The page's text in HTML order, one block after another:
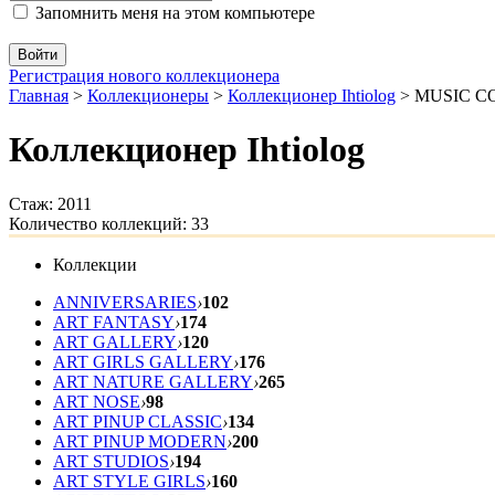
Запомнить меня на этом компьютере
Регистрация нового коллекционера
Главная > Коллекционеры > Коллекционер Ihtiolog > MUSIC
Коллекционер Ihtiolog
Стаж: 2011
Количество коллекций: 33
Коллекции
ANNIVERSARIES›102
ART FANTASY›174
ART GALLERY›120
ART GIRLS GALLERY›176
ART NATURE GALLERY›265
ART NOSE›98
ART PINUP CLASSIC›134
ART PINUP MODERN›200
ART STUDIOS›194
ART STYLE GIRLS›160